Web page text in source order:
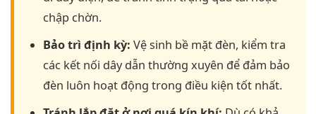
chập chờn.
Bảo trì định kỳ: Vệ sinh bề mặt đèn, kiểm tra
các kết nối dây dẫn thường xuyên để đảm bảo
đèn luôn hoạt động trong điều kiện tốt nhất.